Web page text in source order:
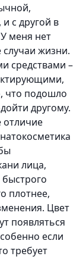
с другой в
меня нет
случаи жизни.
средствами –
что подошло
другому.
отличие
лица,
плотнее,
Цвет
появляться
если
требует